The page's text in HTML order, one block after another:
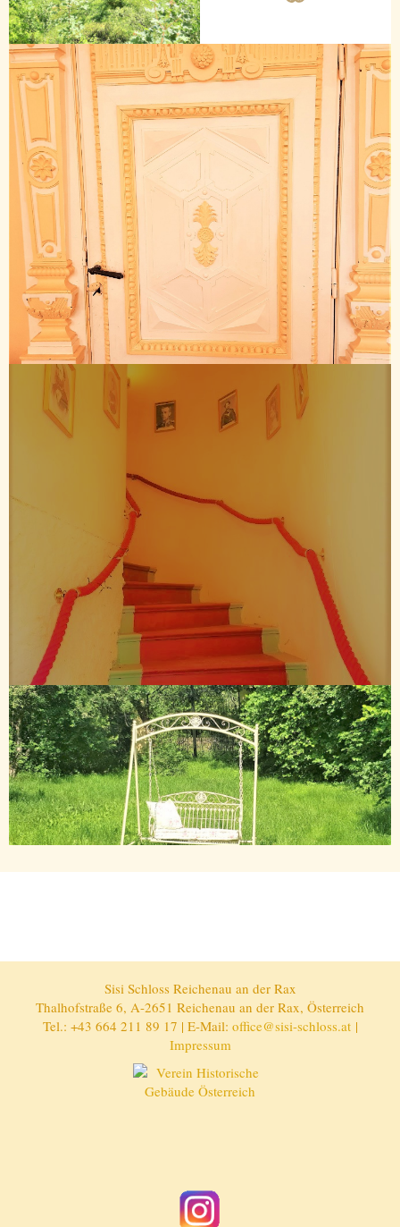
Sisi Schloss Reichenau an der Rax
Thalhofstraße 6, A-2651 Reichenau an der Rax, Österreich
Tel.: +43 664 211 89 17 | E-Mail: office@sisi-schloss.at|
Impressum